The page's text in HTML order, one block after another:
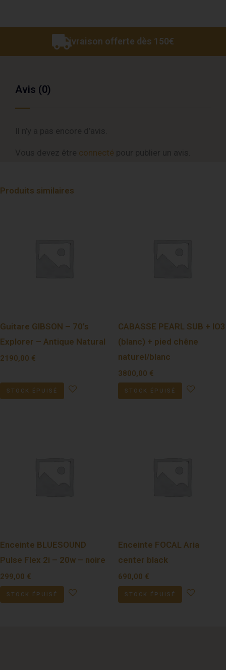
Livraison offerte dès 150€
Avis (0)
connecté
Produits similaires
Guitare GIBSON – 70’s
Explorer – Antique Natural
2190,00 €
STOCK ÉPUISÉ
CABASSE PEARL SUB + IO3
(blanc) + pied chêne
naturel/blanc
3800,00 €
STOCK ÉPUISÉ
Enceinte BLUESOUND
Pulse Flex 2i – 20w – noire
299,00 €
STOCK ÉPUISÉ
Enceinte FOCAL Aria
center black
690,00 €
STOCK ÉPUISÉ